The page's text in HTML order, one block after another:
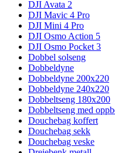
DJI Avata 2
DJI Mavic 4 Pro
DJI Mini 4 Pro
DJI Osmo Action 5
DJI Osmo Pocket 3
Dobbel solseng
Dobbeldyne
Dobbeldyne 200x220
Dobbeldyne 240x220
Dobbeltseng 180x200
Dobbeltseng med
Douchebag koffert
Douchebag sekk
Douchebag veske